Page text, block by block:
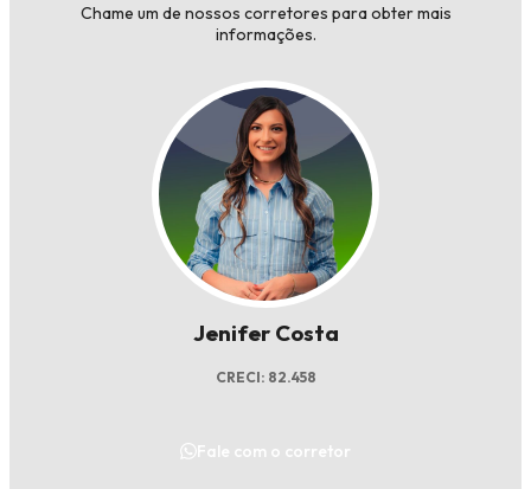
Chame um de nossos corretores para obter mais
informações.
Jenifer Costa
CRECI: 82.458
Fale com o corretor